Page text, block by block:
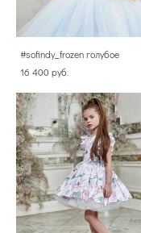
#sofindy_frozen голубое
16 400 pуб.